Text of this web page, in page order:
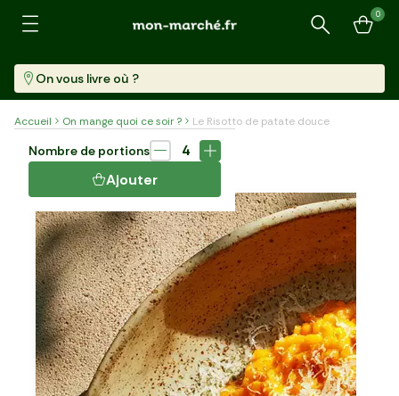
Recherche
0
On vous livre où ?
Accueil On mange quoi ce soir ?
Le Risotto de patate douce
LE RISOTTO DE PATATE DOUCE
Nombre de portions
4
Ajouter